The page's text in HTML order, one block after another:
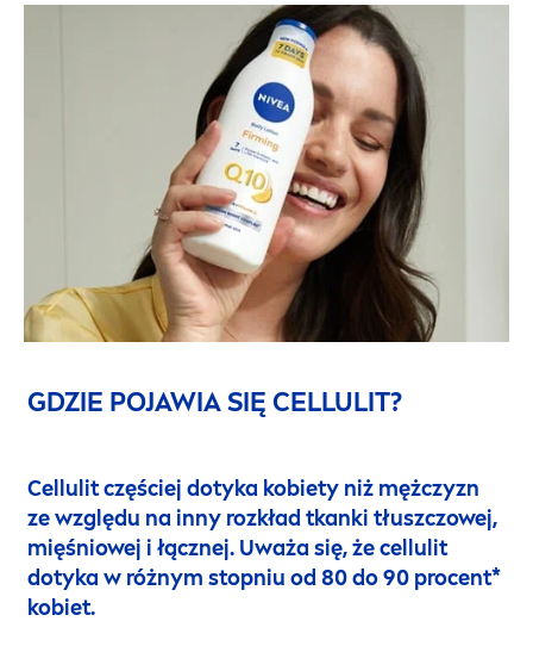
GDZIE POJAWIA SIĘ CELLULIT?
Cellulit częściej dotyka kobiety niż mężczyzn
ze względu na inny rozkład tkanki tłuszczowej,
mięśniowej i łącznej. Uważa się, że cellulit
dotyka w różnym stopniu od 80 do 90 procent*
kobiet.